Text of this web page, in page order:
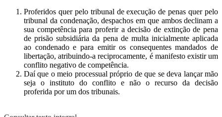
Proferidos quer pelo tribunal de execução de penas quer pelo
tribunal da condenação, despachos em que ambos declinam a
sua competência para proferir a decisão de extinção de pena
de prisão subsidiária da pena de multa inicialmente aplicada
ao condenado e para emitir os consequentes mandados de
libertação, atribuindo-a reciprocamente, é manifesto existir um
conflito negativo de competência.
Daí que o meio processual próprio de que se deva lançar mão
seja o instituto do conflito e não o recurso da decisão
proferida por um dos tribunais.